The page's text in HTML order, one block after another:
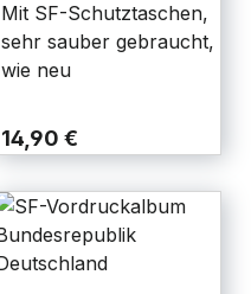
komplett
Mit SF-Schutztaschen,
sehr sauber gebraucht,
wie neu
14,90 €